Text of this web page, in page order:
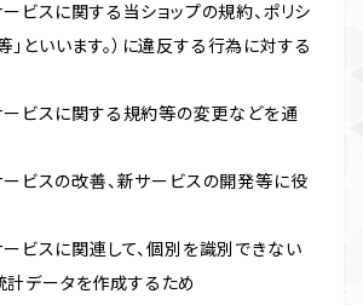
ービスに関する当ショップの規約、ポリシ
」といいます。）に違反する行為に対する
サービスに関する規約等の変更などを通
ービスの改善、新サービスの開発等に役
ービスに関連して、個別を識別できない
データを作成するため